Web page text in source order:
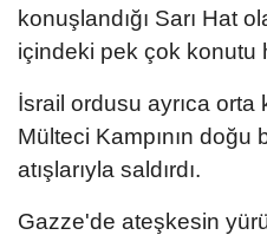
konuşlandığı Sarı Hat
içindeki pek çok konutu
İsrail ordusu ayrıca
Mülteci Kampının doğu
atışlarıyla saldırdı.
Gazze'de ateşkesin